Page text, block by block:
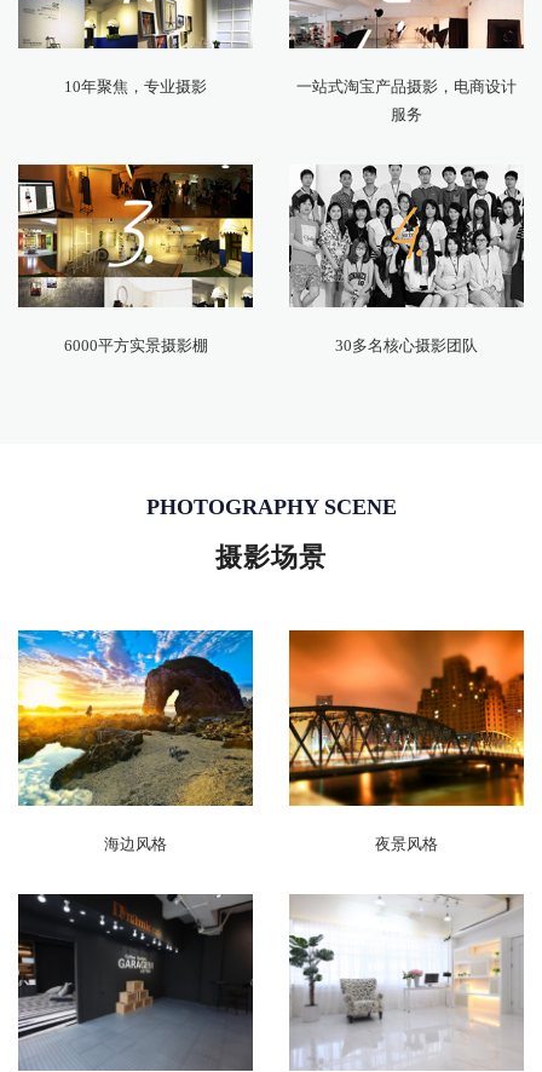
10年聚焦，专业摄影
一站式淘宝产品摄影，电商设计
服务
6000平方实景摄影棚 30多名核心摄影团队
PHOTOGRAPHY SCENE
摄影场景
海边风格 夜景风格